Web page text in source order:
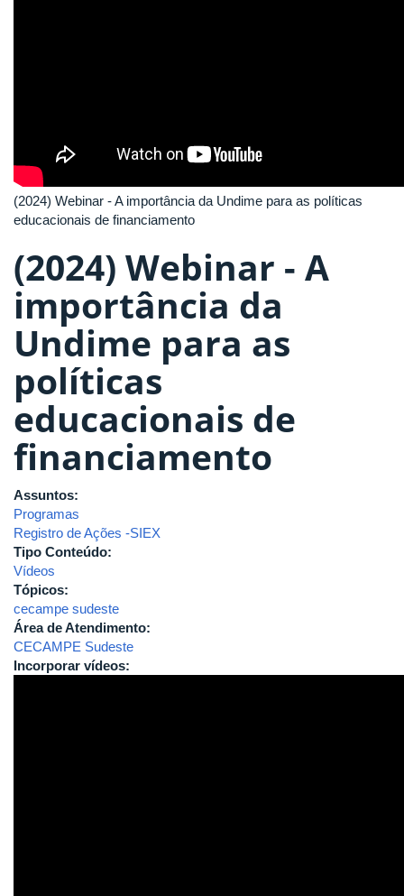
(2024) Webinar - A importância da Undime para as políticas
educacionais de financiamento
(2024) Webinar - A
importância da
Undime para as
políticas
educacionais de
financiamento
Assuntos:
Programas
Registro de Ações -SIEX
Tipo Conteúdo:
Vídeos
Tópicos:
cecampe sudeste
Área de Atendimento:
CECAMPE Sudeste
Incorporar vídeos: